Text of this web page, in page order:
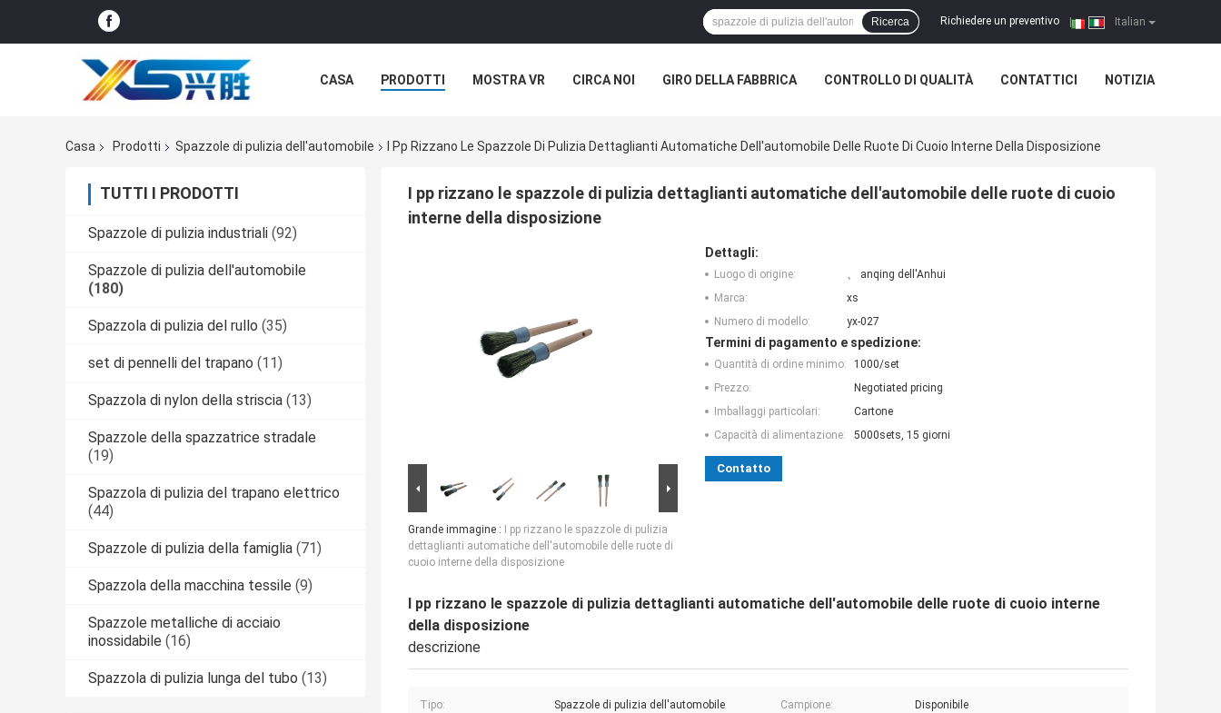
Italian
Richiedere un preventivo |
Ricerca
CASA PRODOTTI MOSTRA VR CIRCA NOI GIRO DELLA FABBRICA CONTROLLO DI QUALITÀ CONTATTICI NOTIZIA
Casa
Prodotti Spazzole di pulizia dell'automobile I Pp Rizzano Le Spazzole Di Pulizia Dettaglianti Automatiche Dell'automobile Delle Ruote Di Cuoio Interne Della Disposizione
TUTTI I PRODOTTI
Spazzole di pulizia industriali (92)
Spazzole di pulizia dell'automobile
(180)
Spazzola di pulizia del rullo (35)
set di pennelli del trapano (11)
Spazzola di nylon della striscia (13)
Spazzole della spazzatrice stradale
(19)
Spazzola di pulizia del trapano elettrico
(44)
Spazzole di pulizia della famiglia (71)
Spazzola della macchina tessile (9)
Spazzole metalliche di acciaio
inossidabile (16)
Spazzola di pulizia lunga del tubo (13)
I pp rizzano le spazzole di pulizia dettaglianti automatiche dell'automobile delle ruote di cuoio
interne della disposizione
Grande immagine :
I pp rizzano le spazzole di pulizia
dettaglianti automatiche dell'automobile delle ruote di
cuoio interne della disposizione
Dettagli:
Luogo di origine:
、 anqing dell'Anhui
Marca:
xs
Numero di modello:
yx-027
Termini di pagamento e spedizione:
Quantità di ordine minimo:
1000/set
Prezzo:
Negotiated pricing
Imballaggi particolari:
Cartone
Capacità di alimentazione:
5000sets, 15 giorni
Contatto
I pp rizzano le spazzole di pulizia dettaglianti automatiche dell'automobile delle ruote di cuoio interne
della disposizione
descrizione
Tipo: Spazzole di pulizia dell'automobile Campione: Disponibile